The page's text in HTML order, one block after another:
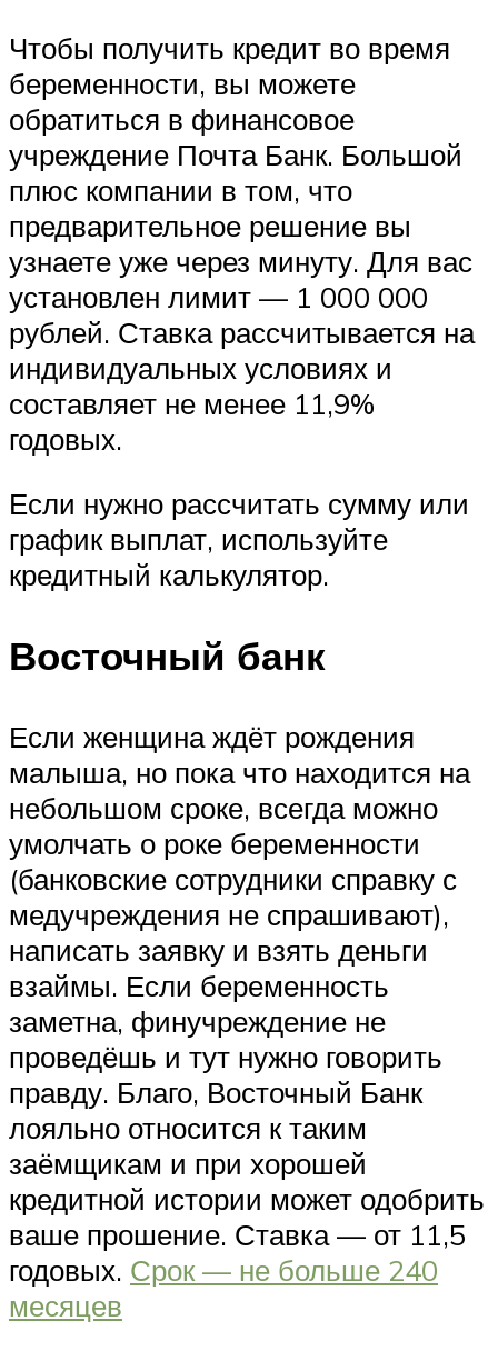
Чтобы получить кредит во время
беременности, вы можете
обратиться в финансовое
учреждение Почта Банк. Большой
плюс компании в том, что
предварительное решение вы
узнаете уже через минуту. Для вас
установлен лимит — 1 000 000
рублей. Ставка рассчитывается на
индивидуальных условиях и
составляет не менее 11,9%
годовых.
Если нужно рассчитать сумму или
график выплат, используйте
кредитный калькулятор.
Восточный банк
Если женщина ждёт рождения
малыша, но пока что находится на
небольшом сроке, всегда можно
умолчать о роке беременности
(банковские сотрудники справку с
медучреждения не спрашивают),
написать заявку и взять деньги
взаймы. Если беременность
заметна, финучреждение не
проведёшь и тут нужно говорить
правду. Благо, Восточный Банк
лояльно относится к таким
заёмщикам и при хорошей
кредитной истории может одобрить
ваше прошение. Ставка — от 11,5
годовых. Срок — не больше 240
месяцев